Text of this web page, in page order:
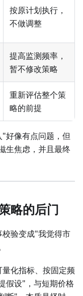
按原计划执行，
不做调整
提高监测频率，
暂不修改策略
重新评估整个策
略的前提
好像有点问题，但
生焦虑，并且最终
略的后门
验变成"我觉得市
量化指标、按固定频
假设"，与短期价格